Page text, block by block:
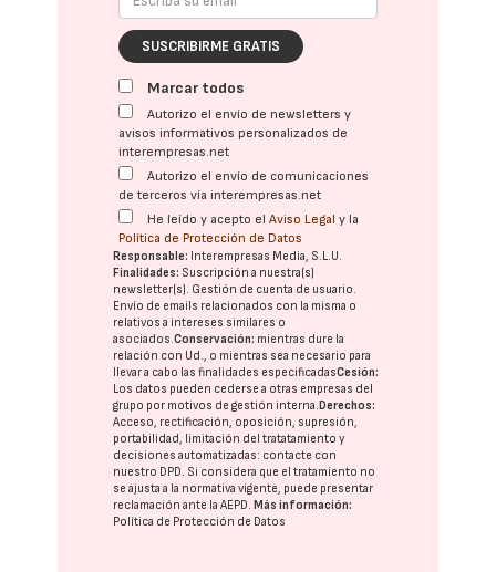
SUSCRIBIRME GRATIS
Marcar todos
Autorizo el envío de newsletters y
avisos informativos personalizados de
interempresas.net
Autorizo el envío de comunicaciones
de terceros vía interempresas.net
He leído y acepto elAviso Legal y la
Política de Protección de Datos
Responsable: Interempresas Media, S.L.U.
Finalidades: Suscripción a nuestra(s)
newsletter(s). Gestión de cuenta de usuario.
Envío de emails relacionados con la misma o
relativos a intereses similares o
asociados.Conservación: mientras dure la
relación con Ud., o mientras sea necesario para
llevar a cabo las finalidades especificadasCesión:
Los datos pueden cederse a otras empresas del
grupo por motivos de gestión interna. Derechos:
Acceso, rectificación, oposición, supresión,
portabilidad, limitación del tratatamiento y
decisiones automatizadas: contacte con
nuestro DPD. Si considera que el tratamiento no
se ajusta a la normativa vigente, puede presentar
reclamación ante laAEPD. Más información:
Política de Protección de Datos